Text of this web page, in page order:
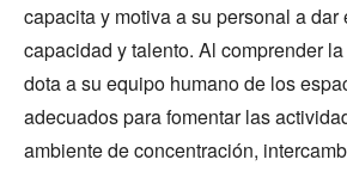
capacita y motiva a su personal a dar
capacidad y talento. Al comprender
dota a su equipo humano de los
adecuados para fomentar las
ambiente de concentración,